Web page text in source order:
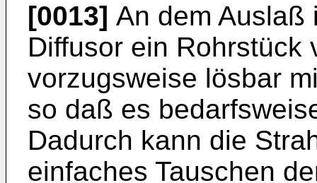
[0013] An dem Auslaß
Diffusor ein Rohrstück
vorzugsweise lösbar
so daß es
Dadurch kann die
einfaches Tauschen